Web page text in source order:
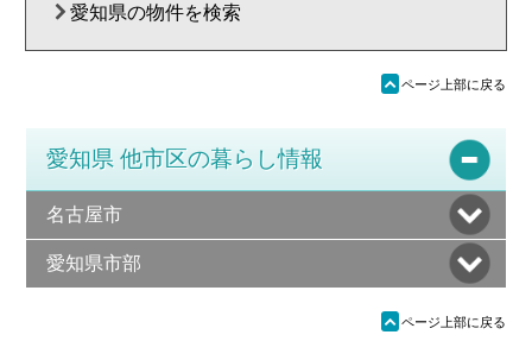
愛知県の物件を検索
ü ページ上部に戻る
愛知県 他市区の暮らし情報
名古屋市
愛知県市部
ü ページ上部に戻る